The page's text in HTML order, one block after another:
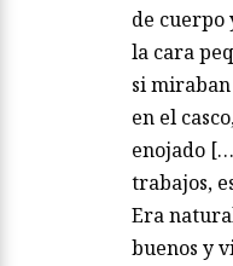
de cuerpo
la cara
si
en el
enojado
trabajos,
Era
buenos y